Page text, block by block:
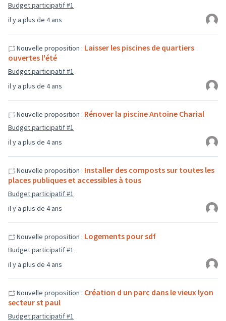
il y a plus de 4 ans
Budget participatif #1
il y a plus de 4 ans
Nouvelle proposition : Laisser les piscines de quartiers
ouvertes l'été
Budget participatif #1
il y a plus de 4 ans
Nouvelle proposition : Rénover la piscine Antoine Charial
Budget participatif #1
il y a plus de 4 ans
Nouvelle proposition : Installer des composts sur toutes les
places publiques et accessibles à tous
Budget participatif #1
il y a plus de 4 ans
Nouvelle proposition : Logements pour sdf
Budget participatif #1
Nouvelle proposition : Création d un parc dans le vieux lyon
secteur st paul
Budget participatif #1